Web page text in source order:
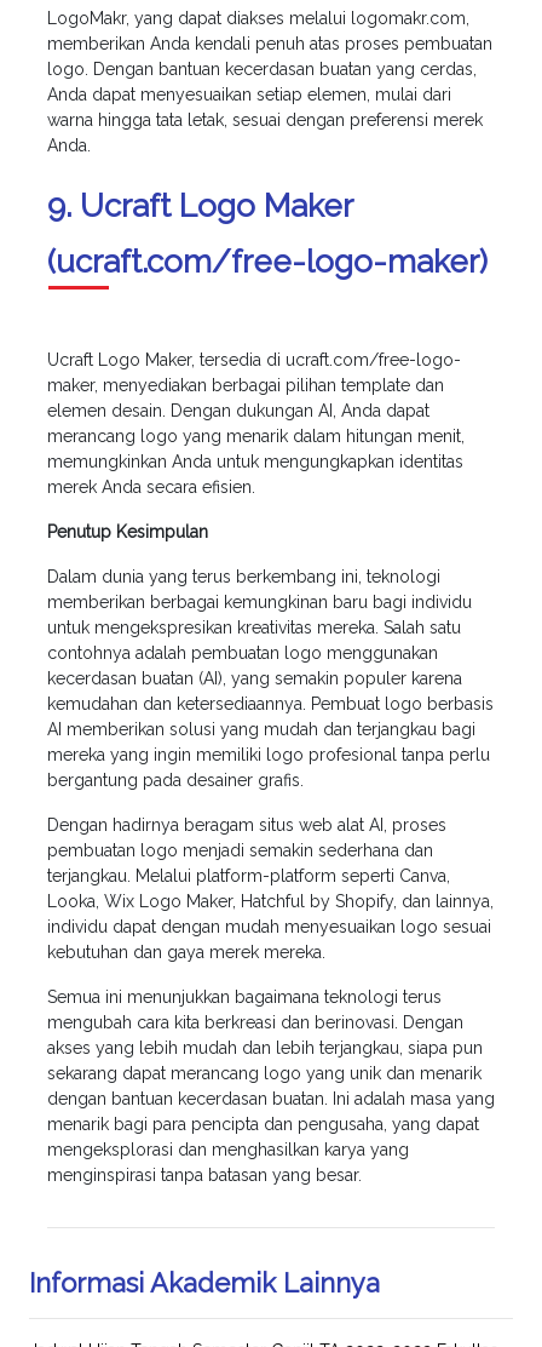
LogoMakr, yang dapat diakses melalui logomakr.com,
memberikan Anda kendali penuh atas proses pembuatan
logo. Dengan bantuan kecerdasan buatan yang cerdas,
Anda dapat menyesuaikan setiap elemen, mulai dari
warna hingga tata letak, sesuai dengan preferensi merek
Anda.
9. Ucraft Logo Maker
(ucraft.com/free-logo-maker)
Ucraft Logo Maker, tersedia di ucraft.com/free-logo-
maker, menyediakan berbagai pilihan template dan
elemen desain. Dengan dukungan AI, Anda dapat
merancang logo yang menarik dalam hitungan menit,
memungkinkan Anda untuk mengungkapkan identitas
merek Anda secara efisien.
Penutup Kesimpulan
Dalam dunia yang terus berkembang ini, teknologi
memberikan berbagai kemungkinan baru bagi individu
untuk mengekspresikan kreativitas mereka. Salah satu
contohnya adalah pembuatan logo menggunakan
kecerdasan buatan (AI), yang semakin populer karena
kemudahan dan ketersediaannya. Pembuat logo berbasis
AI memberikan solusi yang mudah dan terjangkau bagi
mereka yang ingin memiliki logo profesional tanpa perlu
bergantung pada desainer grafis.
Dengan hadirnya beragam situs web alat AI, proses
pembuatan logo menjadi semakin sederhana dan
terjangkau. Melalui platform-platform seperti Canva,
Looka, Wix Logo Maker, Hatchful by Shopify, dan lainnya,
individu dapat dengan mudah menyesuaikan logo sesuai
kebutuhan dan gaya merek mereka.
Semua ini menunjukkan bagaimana teknologi terus
mengubah cara kita berkreasi dan berinovasi. Dengan
akses yang lebih mudah dan lebih terjangkau, siapa pun
sekarang dapat merancang logo yang unik dan menarik
dengan bantuan kecerdasan buatan. Ini adalah masa yang
menarik bagi para pencipta dan pengusaha, yang dapat
mengeksplorasi dan menghasilkan karya yang
menginspirasi tanpa batasan yang besar.
Informasi Akademik Lainnya